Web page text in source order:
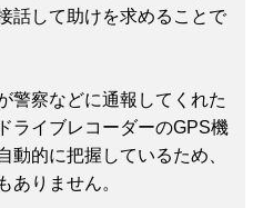
話して助けを求めることで
警察などに通報してくれた
ライブレコーダーのGPS機
動的に把握しているため、
ありません。